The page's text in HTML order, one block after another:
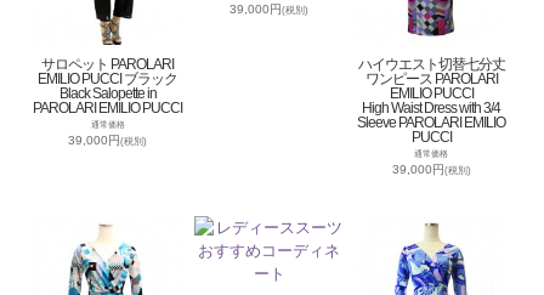
サロペット PAROLARI
EMILIO PUCCI ブラック
Black Salopette in
PAROLARI EMILIO PUCCI
通常価格
39,000円(税別)
39,000円(税別)
ハイウエスト切替七分丈
ワンピース PAROLARI
EMILIO PUCCI
High Waist Dress with 3/4
Sleeve PAROLARI EMILIO
PUCCI
通常価格
39,000円 (税別)